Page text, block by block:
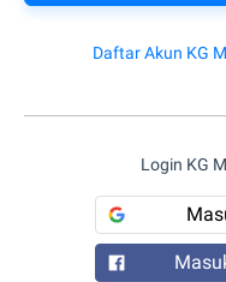
Daftar Akun KG
Login KG